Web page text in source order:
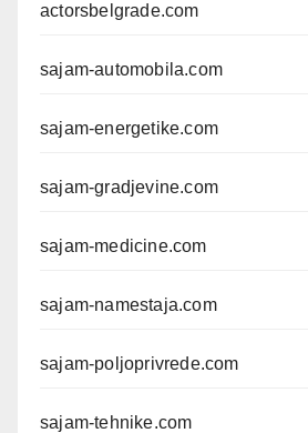
actorsbelgrade.com
sajam-automobila.com
sajam-energetike.com
sajam-gradjevine.com
sajam-medicine.com
sajam-namestaja.com
sajam-poljoprivrede.com
sajam-tehnike.com